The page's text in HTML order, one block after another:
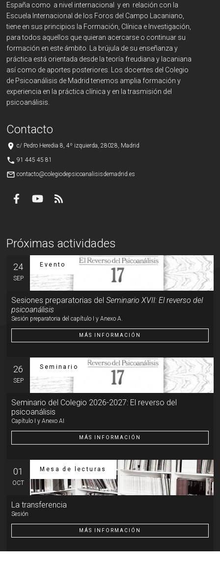
España como a nivel internacional y en relación con la
Escuela Internacional de los Foros del Campo Lacaniano,
tiene en sus principios la Formación, Clínica e Investigación,
para todos aquellos que quieran acercarse o continuar su
formación en este ámbito. La brújula de su enseñanza y
práctica está orientada desde la teoría freudiana y lacaniana
así como de aportes posteriores. Los docentes del Colegio
de Psicoanálisis de Madrid tenemos amplia formación y
experiencia en la práctica clínica y en la trasmisión del
psicoanálisis.
Contacto
place c/ Pedro Heredia 8, 4º izquierda, 28028, Madrid
phone 91 445 45 81
mail_outline contacto@colegiodepsicoanalisisdemadrid.es
Próximas actividades
24
SEP
Evento
Sesiones preparatorias delSeminario XVII: El reverso del
psicoanálisis
Sesión preparatoria del capítulo I y Anexo A.
MÁS INFORMACIÓN
26
SEP
Seminario
Seminario del Colegio 2026-2027: El reverso del
psicoanálisis
Capítulo I y Anexo AI
MÁS INFORMACIÓN
01
OCT
Mesa de lecturas
La transferencia
Sesión
MÁS INFORMACIÓN